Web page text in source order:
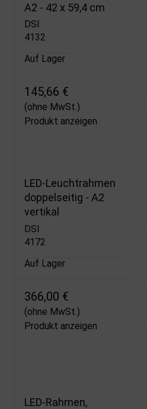
A2 - 42 x 59,4 cm
DSI
4132
Auf Lager
145,66 €
(ohne MwSt.)
Produkt anzeigen
LED-Leuchtrahmen
doppelseitig - A2
vertikal
DSI
4172
Auf Lager
366,00 €
(ohne MwSt.)
Produkt anzeigen
LED-Rahmen,